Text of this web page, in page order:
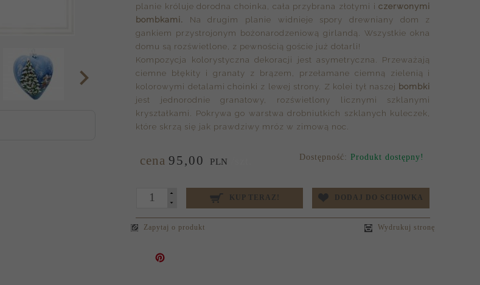
planie króluje dorodna choinka, cała przybrana złotymi iczerwonymi
bombkami.
Na drugim planie widnieje spory drewniany dom z
gankiem przystrojonym bożonarodzeniową girlandą. Wszystkie okna
domu są rozświetlone, z pewnością goście już dotarli!
Kompozycja kolorystyczna dekoracji jest asymetryczna. Przeważają
ciemne błękity i granaty z brązem, przełamane ciemną zielenią i
kolorowymi detalami choinki z lewej strony. Z kolei tył naszej bombki
jest jednorodnie granatowy, rozświetlony licznymi szklanymi
kryształkami. Pokrywa go warstwa drobniutkich szklanych kuleczek,
które skrzą się jak prawdziwy mróz w zimową noc.
cena 95,00 PLN Dostępność:Produkt dostępny!
KUP TERAZ! DODAJ DO SCHOWKA
Zapytaj o produkt Wydrukuj stronę